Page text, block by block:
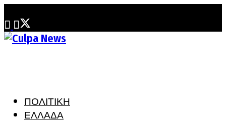
ΠΟΛΙΤΙΚΗ
ΕΛΛΑΔΑ